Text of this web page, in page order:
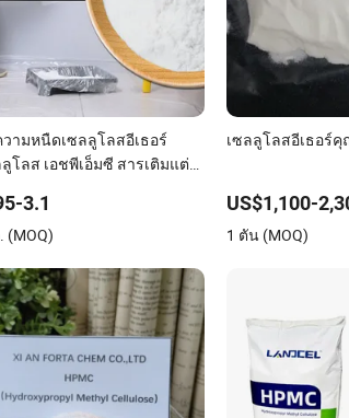
วามหนืดเซลลูโลสอีเธอร์
โลส เอชพีเอ็มซี สารเติมแต่ง
3.1
(MOQ)
เซลลูโลสอีเธอร์
US$1,100-
1 ตัน (MOQ)